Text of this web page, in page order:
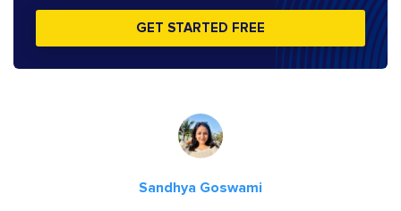
GET STARTED FREE
Sandhya Goswami